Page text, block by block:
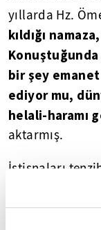
yıllarda Hz.
kıldığı
bir şey
ediyor mu,
helali-haramı
aktarmış.
İstisnaları
oldukları
çoğunluğu,